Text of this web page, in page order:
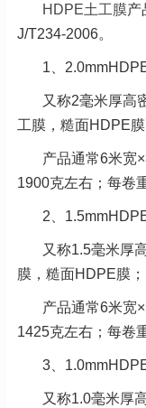
HDPE土工膜产
J/T234-2006。
1、
又称2毫米厚高
工膜，糙面HDPE膜
产品通常6米宽
1900克左右；每卷
2、
又称1.5毫米厚
膜，糙面HDPE膜；
产品通常6米宽
1425克左右；每卷
3、
又称1.0毫米厚